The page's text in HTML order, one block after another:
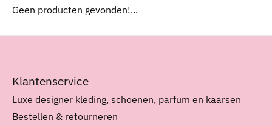
Geen producten gevonden!...
Klantenservice
Luxe designer kleding, schoenen, parfum en kaarsen
Bestellen & retourneren